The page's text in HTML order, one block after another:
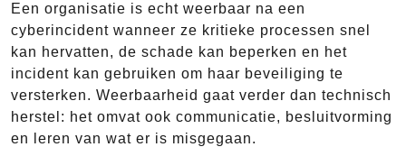
Een organisatie is echt weerbaar na een
cyberincident wanneer ze kritieke processen snel
kan hervatten, de schade kan beperken en het
incident kan gebruiken om haar beveiliging te
versterken. Weerbaarheid gaat verder dan technisch
herstel: het omvat ook communicatie, besluitvorming
en leren van wat er is misgegaan.